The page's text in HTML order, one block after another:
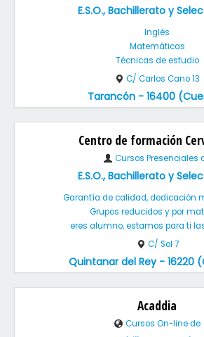
E.S.O., Bachillerato y
Inglés
Matemáticas
Técnicas de estudio
C/ Carlos Cano 13
Tarancón - 16400
Centro de formación
Cursos Presenciales
E.S.O., Bachillerato y
Garantía de calidad, dedicación
Grupos reducidos y por
eres alumno, estamos para ti
C/ Sol 7
Quintanar del Rey - 16220
Acaddia
Cursos On-line de